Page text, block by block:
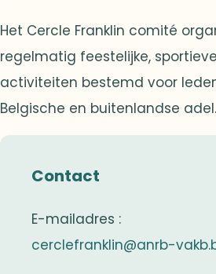
Het Cercle Franklin comité
regelmatig feestelijke,
activiteiten bestemd voor
Belgische en buitenlandse adel.
Contact
E-mailadres :
cerclefranklin@anrb-